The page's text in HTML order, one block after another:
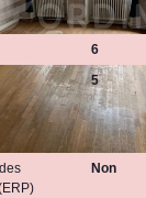
6
5
Non